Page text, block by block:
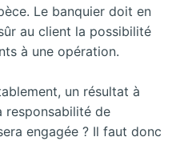
Le banquier doit en
au client la possibilité
à une opération.
un résultat à
responsabilité de
engagée ? Il faut donc